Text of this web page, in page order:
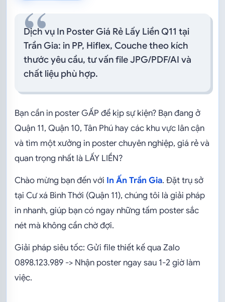
Dịch vụ In Poster Giá Rẻ Lấy Liền Q11 tại
Trần Gia: in PP, Hiflex, Couche theo kích
thước yêu cầu, tư vấn file JPG/PDF/AI và
chất liệu phù hợp.
Bạn cần in poster GẤP để kịp sự kiện? Bạn đang ở
Quận 11, Quận 10, Tân Phú hay các khu vực lân cận
và tìm một xưởng in poster chuyên nghiệp, giá rẻ và
quan trọng nhất là LẤY LIỀN?
Chào mừng bạn đến với In Ấn Trần Gia. Đặt trụ sở
tại Cư xá Bình Thới (Quận 11), chúng tôi là giải pháp
in nhanh, giúp bạn có ngay những tấm poster sắc
nét mà không cần chờ đợi.
Giải pháp siêu tốc: Gửi file thiết kế qua Zalo
0898.123.989 -> Nhận poster ngay sau 1-2 giờ làm
việc.